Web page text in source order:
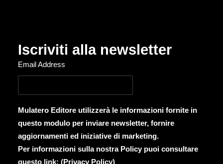
Iscriviti alla newsletter
Email Address
Mulatero Editore utilizzerà le informazioni fornite in
questo modulo per inviare newsletter, fornire
aggiornamenti ed iniziative di marketing.
Per informazioni sulla nostra Policy puoi consultare
questo link: (Privacy Policy)